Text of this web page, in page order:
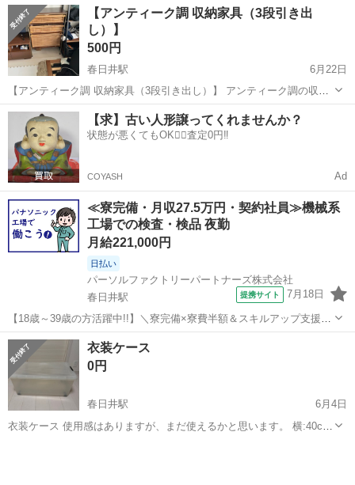
（約）】 ・横幅：80cm ・高さ：150cm ・奥行き：50cm 使用に伴う
小傷などはあ...
愛知 春日井市 収納家具 譲り
【アンティーク調 収納家具（3段引き出
し）】
500円
春日井駅
6月22日
【アンティーク調 収納家具（3段引き出し）】 アンティーク調の収納
家具をお譲りします。 木製で温かみのあるデザインです。リビングや
寝室、小物収納などにいかがでしょうか。 【サイズ（約）】 ・幅：
60cm ・奥行：31c...
愛知 春日井市 春日井駅 収納家具
【求】古い人形譲ってくれませんか？
状態が悪くてもOK🙆‍♀️査定0円‼️
COYASH Ad
≪寮完備・月収27.5万円・契約社員≫機械系
工場での検査・検品 夜勤
月給221,000円
日払い
パーソルファクトリーパートナーズ株式会社
春日井駅
提携サイト 7月18日
【18歳～39歳の方活躍中!!】＼寮完備×寮費半額＆スキルアップ支援あ
り◎高収入／外観検査《B15-007893》 仕事内容 ■外観検査業務 ・樹
脂部品の外観を目視で検査します ・金型切り替え作業や部材投入（約
25kg）も...
愛知 春日井市 春日井駅
衣装ケース
0円
春日井駅
6月4日
衣装ケース 使用感はありますが、まだ使えるかと思います。 横:40cm